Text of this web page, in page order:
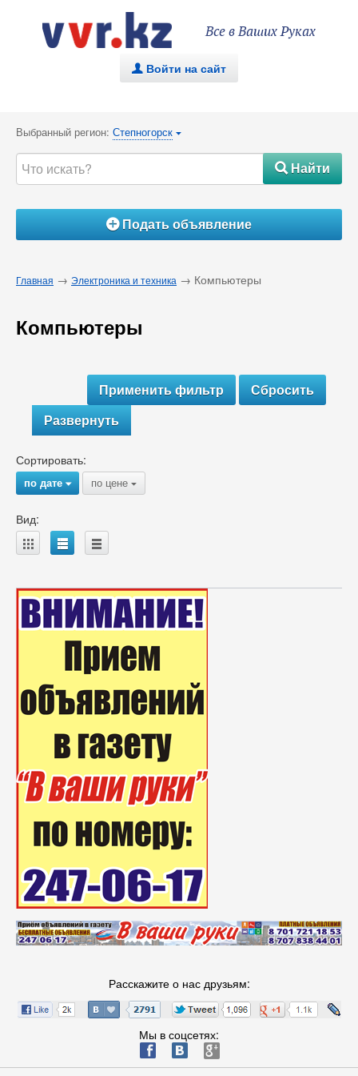
Все в Ваших Руках
. Войти на сайт
Выбранный регион: Степногорск {
#Найти
ÁПодать объявление
Главная → Электроника и техника → Компьютеры
Компьютеры
Развернуть
Сортировать:
по дате{ по цене {
Вид:
A B C
Расскажите о нас друзьям:
Мы в соцсетях:
ä æ è